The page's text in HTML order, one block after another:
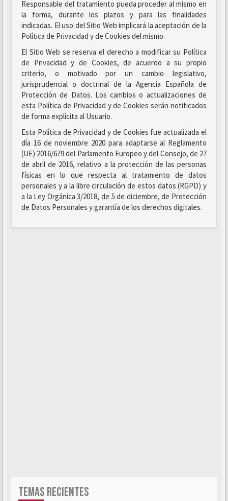
Responsable del tratamiento pueda proceder al mismo en
la forma, durante los plazos y para las finalidades
indicadas. El uso del Sitio Web implicará la aceptación de la
Política de Privacidad y de Cookies del mismo.
El Sitio Web se reserva el derecho a modificar su Política
de Privacidad y de Cookies, de acuerdo a su propio
criterio, o motivado por un cambio legislativo,
jurisprudencial o doctrinal de la Agencia Española de
Protección de Datos. Los cambios o actualizaciones de
esta Política de Privacidad y de Cookies serán notificados
de forma explícita al Usuario.
Esta Política de Privacidad y de Cookies fue actualizada el
día 16 de noviembre 2020 para adaptarse al Reglamento
(UE) 2016/679 del Parlamento Europeo y del Consejo, de 27
de abril de 2016, relativo a la protección de las personas
físicas en lo que respecta al tratamiento de datos
personales y a la libre circulación de estos datos (RGPD) y
a la Ley Orgánica 3/2018, de 5 de diciembre, de Protección
de Datos Personales y garantía de los derechos digitales.
TEMAS RECIENTES